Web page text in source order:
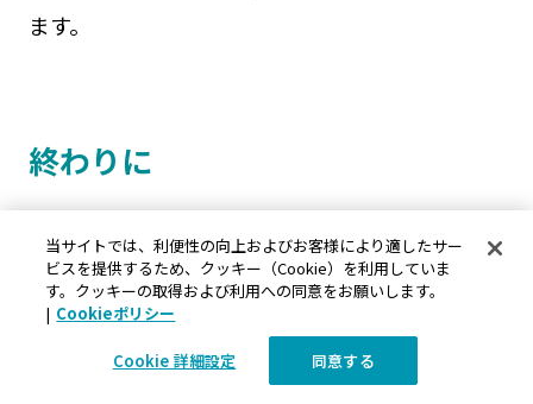
ます。
終わりに
サービス業をはじめとする幅広いビジネスにおい
て、接客接遇の質の向上の取り組みは不可欠と言
えます。接客や接遇の改善は、顧客満足度の向上
リピーターや新規顧客の獲得、企業イメー
当サイトでは、利便性の向上およびお客様により適したサー
ビスを提供するため、クッキー（Cookie）を利用していま
す。クッキーの取得および利用への同意をお願いします。
| Cookieポリシー
Cookie 詳細設定 同意する